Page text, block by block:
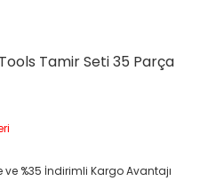
Tamir Seti 35 Parça
%35 İndirimli Kargo Avantajı